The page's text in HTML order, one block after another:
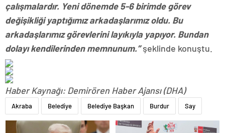
çalışmalardır. Yeni dönemde 5-6 birimde görev
değişikliği yaptığımız arkadaşlarımız oldu. Bu
arkadaşlarımız görevlerini layıkıyla yapıyor. Bundan
dolayı kendilerinden memnunum.”şeklinde konuştu.
Haber Kaynağı: Demirören Haber Ajansı (DHA)
Akraba Belediye Belediye Başkan Burdur Say